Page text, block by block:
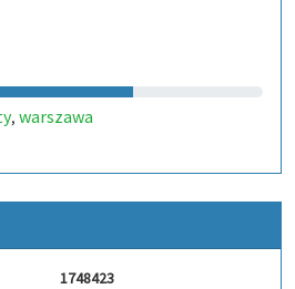
, warszawa
1748423